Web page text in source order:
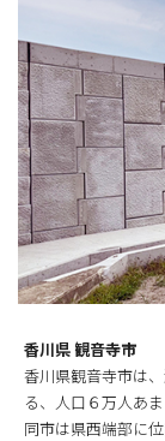
香川県 観音寺市
香川県観音寺市は
る、人口６万人あま
同市は県西端部に